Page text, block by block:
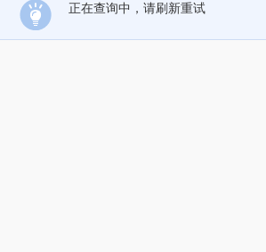
正在查询中，请刷新重试